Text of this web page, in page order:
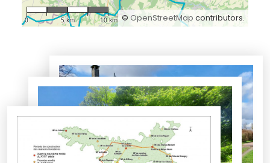
© OpenStreetMap contributors.
0 5 km 10 km